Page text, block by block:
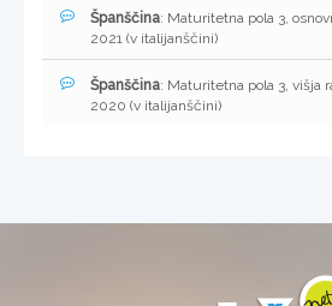
Španščina: Maturitetna pola 3,
2021 (v italijanščini)
Španščina: Maturitetna pola 3, višja
2020 (v italijanščini)